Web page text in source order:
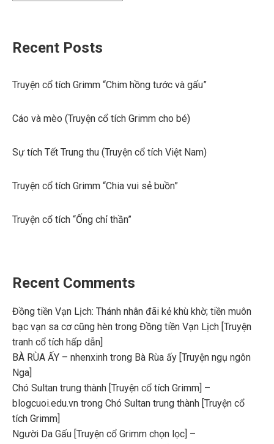
Recent Posts
Truyện cổ tích Grimm “Chim hồng tước và gấu”
Cáo và mèo (Truyện cổ tích Grimm cho bé)
Sự tích Tết Trung thu (Truyện cổ tích Việt Nam)
Truyện cổ tích Grimm “Chia vui sẻ buồn”
Truyện cổ tích “Ống chỉ thần”
Recent Comments
Đồng tiền Vạn Lịch: Thánh nhân đãi kẻ khù khờ; tiền muôn
bạc vạn sa cơ cũng hèn trong Đồng tiền Vạn Lịch [Truyện
tranh cổ tích hấp dẫn]
BÀ RÙA ẤY – nhenxinh trong Bà Rùa ấy [Truyện ngụ ngôn
Nga]
Chó Sultan trung thành [Truyện cổ tích Grimm] –
blogcuoi.edu.vn trong Chó Sultan trung thành [Truyện cổ
tích Grimm]
Người Da Gấu [Truyện cổ Grimm chọn lọc] –